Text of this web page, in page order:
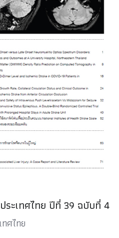
ระเทศไทย ปีที่ 39 ฉบับที่ 4
ทศไทย